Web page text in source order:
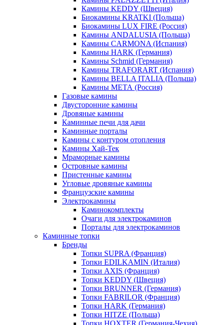
Камины KEDDY (Швеция)
Биокамины KRATKI (Польша)
Биокамины LUX FIRE (Россия)
Камины ANDALUSIA (Польша)
Камины CARMONA (Испания)
Камины HARK (Германия)
Камины Schmid (Германия)
Камины TRAFORART (Испания)
Камины BELLA ITALIA (Польша)
Камины МЕТА (Россия)
Газовые камины
Двусторонние камины
Дровяные камины
Каминные печи для дачи
Каминные порталы
Камины с контуром отопления
Камины Хай-Тек
Мраморные камины
Островные камины
Пристенные камины
Угловые дровяные камины
Французские камины
Электрокамины
Каминокомплекты
Очаги для электрокаминов
Порталы для электрокаминов
Каминные топки
Бренды
Топки SUPRA (Франция)
Топки EDILKAMIN (Италия)
Топки AXIS (Франция)
Топки KEDDY (Швеция)
Топки BRUNNER (Германия)
Топки FABRILOR (Франция)
Топки HARK (Германия)
Топки HITZE (Польша)
Топки HOXTER (Германия-Чехия)